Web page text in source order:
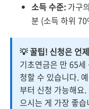
소득 수준: 가구
분 (소득 하위
💡 꿀팁! 신청은 언
기초연금은 만 65
청할 수 있습니다.
부터 신청 가능해요
으시는 게 가장 좋습